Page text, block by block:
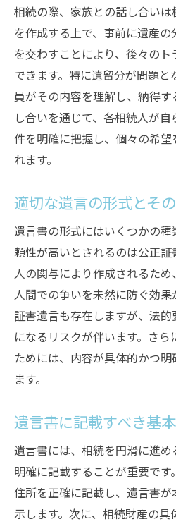
遺言が家族関係に及
遺言による相続トラ
遺言が相続手続きに
相続における遺言の
将来の相続計画にお
遺言の運用実績とそ
相続の未来を守るための
家族の将来を見据え
遺言作成における長
先延ばししないため
遺言作成時のチェッ
未来の変化に対応す
遺言書で相続の意思を明
自分の意思を正確に
異なる意見を調整する
遺言書の内容を家族
ト
遺言の内容を確実に
相続の際、家族との話し合い
を作成する上で、事前に遺産
を交わすことにより、後々の
できます。特に遺留分が問題
員がその内容を理解し、納得
し合いを通じて、各相続人が
件を明確に把握し、個々の希
れます。
適切な遺言の形式とそ
遺言書の形式にはいくつかの
頼性が高いとされるのは公正
人の関与により作成されるた
人間での争いを未然に防ぐ効
証書遺言も存在しますが、法
になるリスクが伴います。さ
ためには、内容が具体的かつ
ます。
遺言書に記載すべき基
遺言書には、相続を円滑に進
明確に記載することが重要です
住所を正確に記載し、遺言書
示します。次に、相続財産の